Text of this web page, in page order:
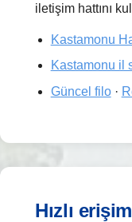
iletişim hattını
Kastamonu
Kastamonu il
Güncel filo·
Hızlı